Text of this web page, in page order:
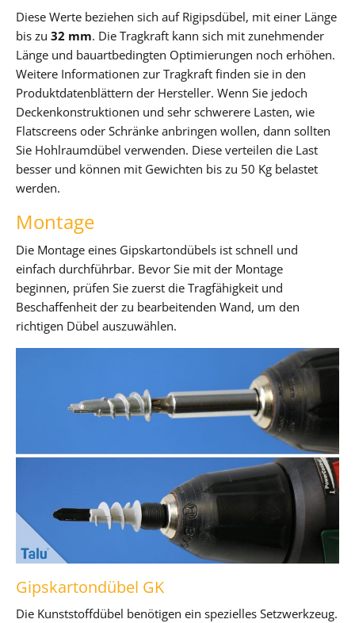
Diese Werte beziehen sich auf Rigipsdübel, mit einer Länge
bis zu 32 mm. Die Tragkraft kann sich mit zunehmender
Länge und bauartbedingten Optimierungen noch erhöhen.
Weitere Informationen zur Tragkraft finden sie in den
Produktdatenblättern der Hersteller. Wenn Sie jedoch
Deckenkonstruktionen und sehr schwerere Lasten, wie
Flatscreens oder Schränke anbringen wollen, dann sollten
Sie Hohlraumdübel verwenden. Diese verteilen die Last
besser und können mit Gewichten bis zu 50 Kg belastet
werden.
Montage
Die Montage eines Gipskartondübels ist schnell und
einfach durchführbar. Bevor Sie mit der Montage
beginnen, prüfen Sie zuerst die Tragfähigkeit und
Beschaffenheit der zu bearbeitenden Wand, um den
richtigen Dübel auszuwählen.
Gipskartondübel GK
Die Kunststoffdübel benötigen ein spezielles Setzwerkzeug.